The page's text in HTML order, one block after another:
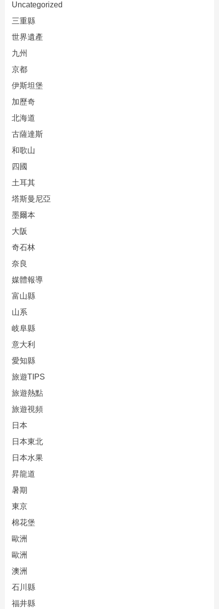
Uncategorized
三重縣
世界遺產
九州
京都
伊斯坦堡
加歷奇
北海道
古薩達斯
和歌山
四國
土耳其
塔斯曼尼亞
墨爾本
大阪
奇石林
奈良
媒體報導
富山縣
山系
岐阜縣
意大利
愛知縣
旅遊TIPS
旅遊熱點
旅遊視頻
日本
日本東北
日本水果
昇龍道
暑期
東京
棉花堡
歐洲
歐洲
澳洲
石川縣
福井縣